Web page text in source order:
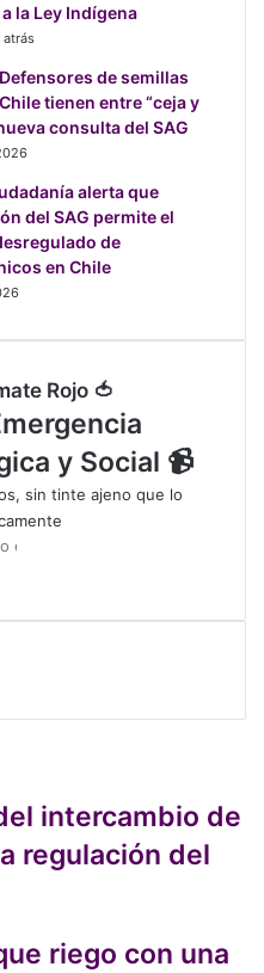
la Ley Indígena
atrás
Defensores de semillas
tienen entre “ceja y
consulta del SAG
alerta que
del SAG permite el
de
en Chile
Rojo 🍅
y Social 📹
sin tinte ajeno que lo
intercambio de
regulación del
riego con una